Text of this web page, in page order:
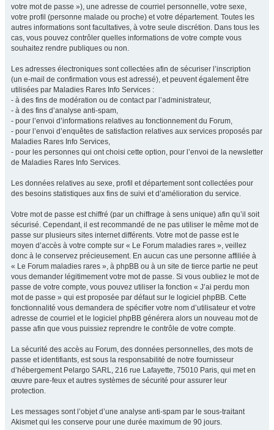
votre mot de passe »), une adresse de courriel personnelle, votre sexe,
votre profil (personne malade ou proche) et votre département. Toutes les
autres informations sont facultatives, à votre seule discrétion. Dans tous les
cas, vous pouvez contrôler quelles informations de votre compte vous
souhaitez rendre publiques ou non.
Les adresses électroniques sont collectées afin de sécuriser l’inscription
(un e-mail de confirmation vous est adressé), et peuvent également être
utilisées par Maladies Rares Info Services :
- à des fins de modération ou de contact par l’administrateur,
- à des fins d’analyse anti-spam,
- pour l’envoi d’informations relatives au fonctionnement du Forum,
- pour l’envoi d’enquêtes de satisfaction relatives aux services proposés par
Maladies Rares Info Services,
- pour les personnes qui ont choisi cette option, pour l’envoi de la newsletter
de Maladies Rares Info Services.
Les données relatives au sexe, profil et département sont collectées pour
des besoins statistiques aux fins de suivi et d’amélioration du service.
Votre mot de passe est chiffré (par un chiffrage à sens unique) afin qu’il soit
sécurisé. Cependant, il est recommandé de ne pas utiliser le même mot de
passe sur plusieurs sites internet différents. Votre mot de passe est le
moyen d’accès à votre compte sur « Le Forum maladies rares », veillez
donc à le conservez précieusement. En aucun cas une personne affiliée à
« Le Forum maladies rares », à phpBB ou à un site de tierce partie ne peut
vous demander légitimement votre mot de passe. Si vous oubliez le mot de
passe de votre compte, vous pouvez utiliser la fonction « J’ai perdu mon
mot de passe » qui est proposée par défaut sur le logiciel phpBB. Cette
fonctionnalité vous demandera de spécifier votre nom d’utilisateur et votre
adresse de courriel et le logiciel phpBB générera alors un nouveau mot de
passe afin que vous puissiez reprendre le contrôle de votre compte.
La sécurité des accès au Forum, des données personnelles, des mots de
passe et identifiants, est sous la responsabilité de notre fournisseur
d’hébergement Pelargo SARL, 216 rue Lafayette, 75010 Paris, qui met en
œuvre pare-feux et autres systèmes de sécurité pour assurer leur
protection.
Les messages sont l’objet d’une analyse anti-spam par le sous-traitant
Akismet qui les conserve pour une durée maximum de 90 jours.